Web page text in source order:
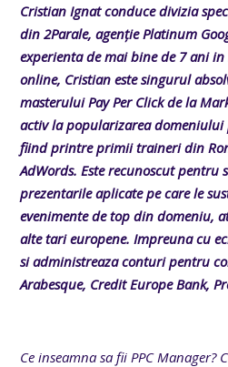
Cristian Ignat conduce divizia
din 2Parale, agenție Platinum
experienta de mai bine de 7 ani
online, Cristian este singurul
masterului Pay Per Click de la
activ la popularizarea domeniului
fiind printre primii traineri din
AdWords. Este recunoscut pentru
prezentarile aplicate pe care le
evenimente de top din domeniu,
alte tari europene. Impreuna cu
si administreaza conturi pentru
Arabesque, Credit Europe Bank,
Ce inseamna sa fii PPC Manager?